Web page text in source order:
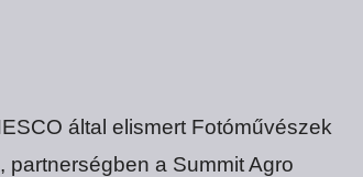
által elismert Fotóművészek
a Summit Agro